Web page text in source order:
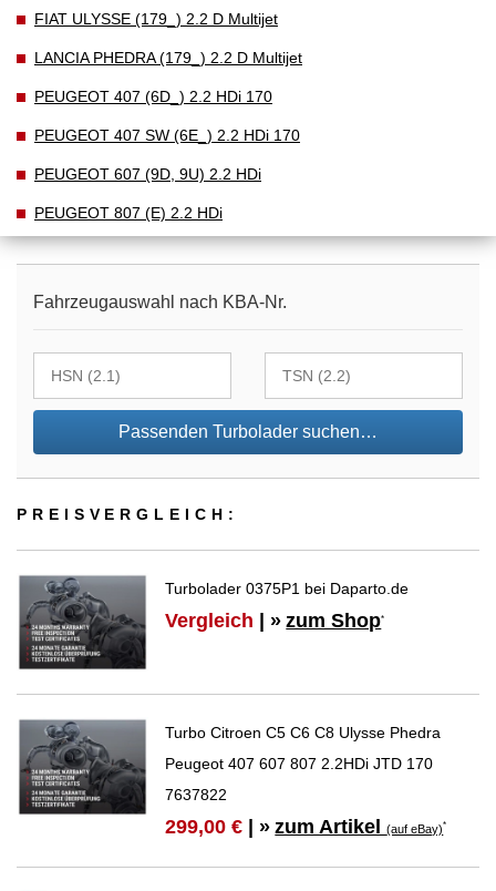
FIAT ULYSSE (179_) 2.2 D Multijet
LANCIA PHEDRA (179_) 2.2 D Multijet
PEUGEOT 407 (6D_) 2.2 HDi 170
PEUGEOT 407 SW (6E_) 2.2 HDi 170
PEUGEOT 607 (9D, 9U) 2.2 HDi
PEUGEOT 807 (E) 2.2 HDi
Fahrzeugauswahl nach KBA-Nr.
Passenden Turbolader suchen…
PREIS­VER­GLEICH:
Turbolader 0375P1 bei Daparto.de
Vergleich | » zum Shop*
Turbo Citroen C5 C6 C8 Ulysse Phedra
Peugeot 407 607 807 2.2HDi JTD 170
7637822
299,00 € | » zum Artikel(auf eBay)*